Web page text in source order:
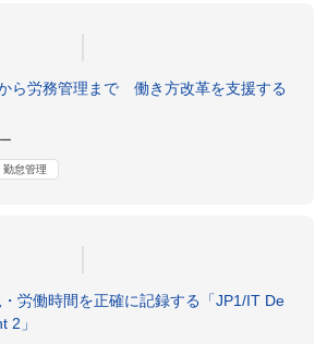
ら労務管理まで 働き方改革を支援する
勤怠管理
労働時間を正確に記録する「JP1/IT De
2」